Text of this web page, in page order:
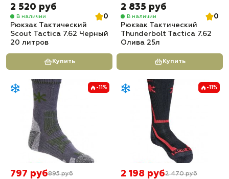
2 520 руб
В наличии
0
Рюкзак Тактический
Scout Tactica 7.62 Черный
20 литров
Купить
2 835 руб
В наличии
0
Рюкзак Тактический
Thunderbolt Tactica 7.62
Олива 25л
Купить
-11%
797 руб895 руб
-11%
2 198 руб2 470 руб